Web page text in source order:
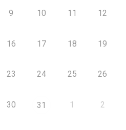
9 10 11 12
16 17 18 19
23 24 25 26
30 31 1 2